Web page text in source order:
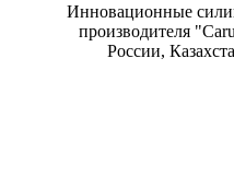
Инновационные
производителя
России,